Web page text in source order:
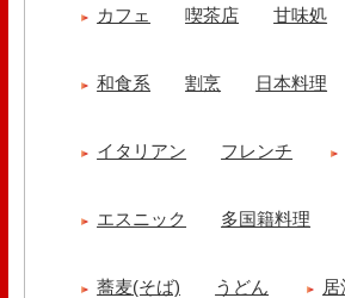
カフェ 喫茶店 甘味処
和食系 割烹 日本料理
イタリアン フレンチ
エスニック 多国籍料理
蕎麦(そば) うどん 居